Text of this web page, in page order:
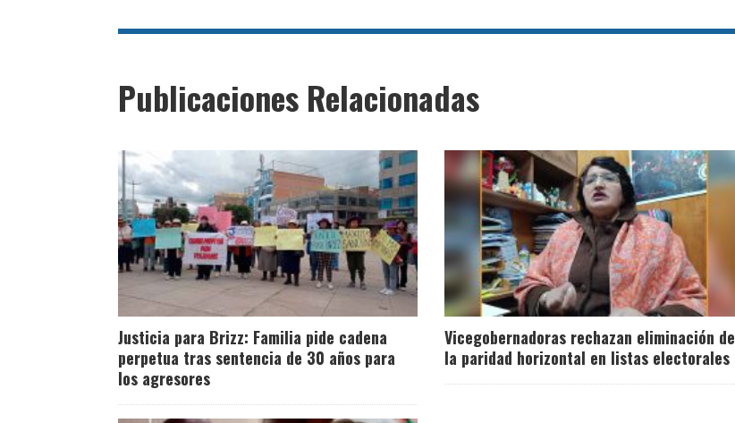
Publicaciones Relacionadas
Justicia para Brizz: Familia pide cadena
perpetua tras sentencia de 30 años para
los agresores
Vicegobernadoras rechazan eliminación de
la paridad horizontal en listas electorales